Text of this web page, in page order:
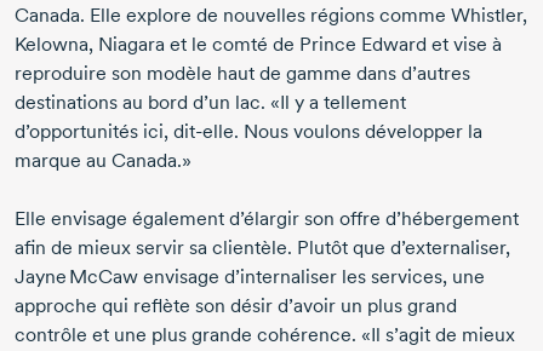
Canada. Elle explore de nouvelles régions comme Whistler,
Kelowna, Niagara et le comté de Prince Edward et vise à
reproduire son modèle haut de gamme dans d’autres
destinations au bord d’un lac. «Il y a tellement
d’opportunités ici, dit-elle. Nous voulons développer la
marque au Canada.»
Elle envisage également d’élargir son offre d’hébergement
afin de mieux servir sa clientèle. Plutôt que d’externaliser,
Jayne McCaw envisage d’internaliser les services, une
approche qui reflète son désir d’avoir un plus grand
contrôle et une plus grande cohérence. «Il s’agit de mieux